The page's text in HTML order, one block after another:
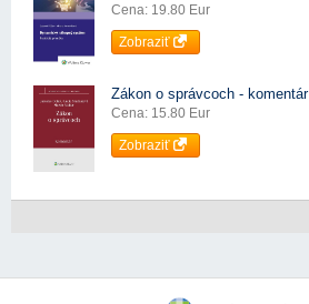
Cena: 19.80 Eur
Zobraziť
Zákon o správcoch - komentár
Cena: 15.80 Eur
Zobraziť